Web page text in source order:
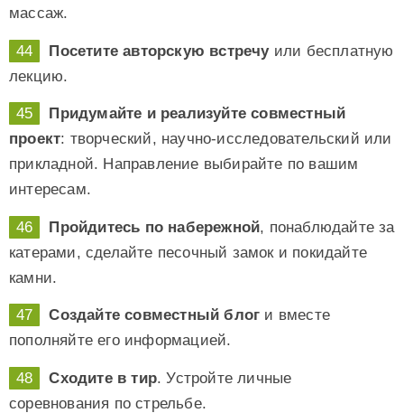
массаж.
Посетите авторскую встречуили бесплатную
лекцию.
Придумайте и реализуйте совместный
проект: творческий, научно-исследовательский или
прикладной. Направление выбирайте по вашим
интересам.
Пройдитесь по набережной, понаблюдайте за
катерами, сделайте песочный замок и покидайте
камни.
Создайте совместный блог и вместе
пополняйте его информацией.
Сходите в тир. Устройте личные
соревнования по стрельбе.